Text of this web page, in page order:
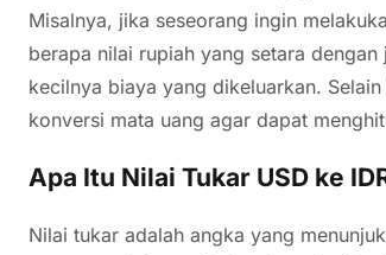
Misalnya, jika seseorang ingin
berapa nilai rupiah yang setara
kecilnya biaya yang dikeluarkan.
konversi mata uang agar dapat
Apa Itu Nilai Tukar USD ke
Nilai tukar adalah angka yang